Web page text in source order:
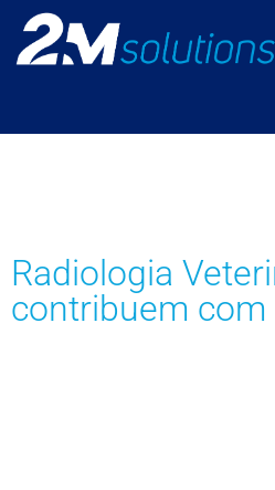
Radiologia
contribuem com